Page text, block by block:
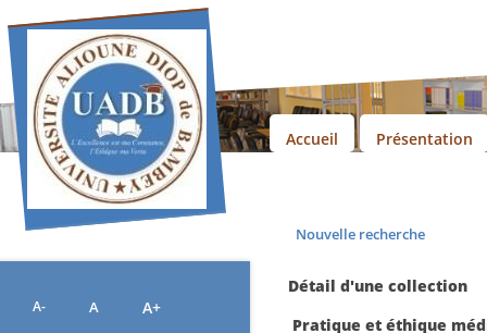
Nouvelle recherche
Détail d'une collection
Pratique et éthique
Accueil Présentation
A- A A+